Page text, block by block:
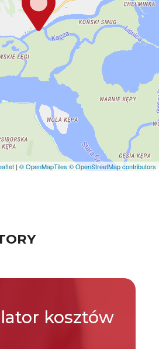
| © OpenMapTiles © OpenStreetMap contributors
kosztów